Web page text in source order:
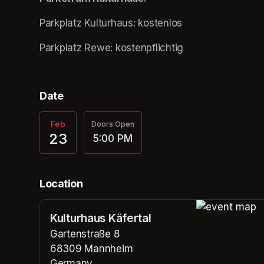
Parkplatz Kulturhaus: kostenlos
(opens in a new tab)
Parkplatz Rewe: kostenpflichtig
Date
Feb
23
Doors Open
5:00 PM
Location
Kulturhaus Käfertal
Gartenstraße 8
68309 Mannheim